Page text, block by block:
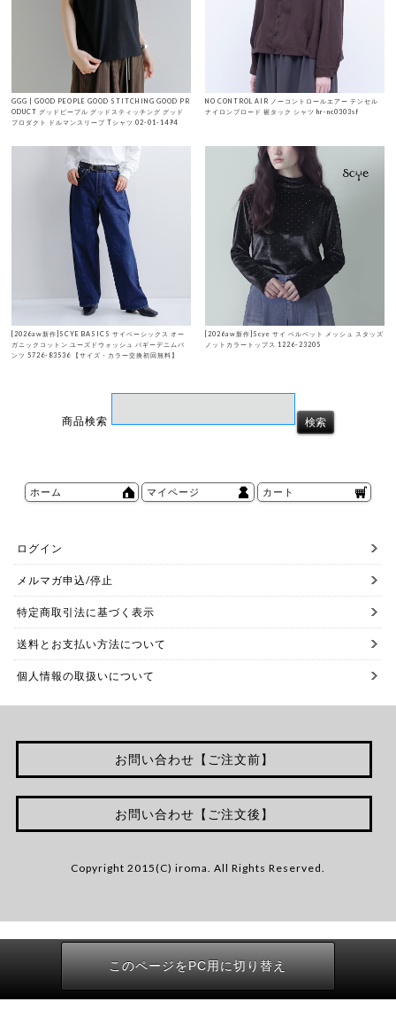
GGG | GOOD PEOPLE GOOD STITCHING GOOD PR
ODUCT グッドピープル グッドスティッチング グッド
プロダクト ドルマンスリーブ Tシャツ 02-01-1494
NO CONTROL AIR ノーコントロールエアー テンセル
ナイロンブロード 裾タック シャツ hr-nc0303sf
[2026aw新作]SCYE BASICS サイベーシックス オー
ガニックコットン ユーズドウォッシュ バギーデニムパ
ンツ 5726-83536 【サイズ・カラー交換初回無料】
[2026aw新作]Scye サイ ベルベット メッシュ スタッズ
ノットカラートップス 1226-23205
商品検索
ホーム マイページ カート
ログイン
メルマガ申込/停止
特定商取引法に基づく表示
送料とお支払い方法について
個人情報の取扱いについて
お問い合わせ【ご注文前】
お問い合わせ【ご注文後】
Copyright 2015(C) iroma. All Rights Reserved.
このページをPC用に切り替え